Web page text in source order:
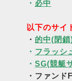
・ 必中
以下のサイ
・ 的中(閉鎖
・ フラッシ
・ SG(競艇
・ファン